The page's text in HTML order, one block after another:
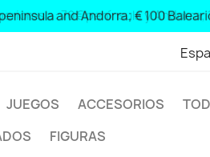
and Andorra; € 100
JUEGOS ACCESORIOS
FIGURAS